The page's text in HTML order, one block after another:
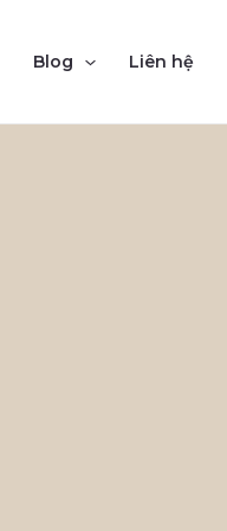
Blog Liên hệ